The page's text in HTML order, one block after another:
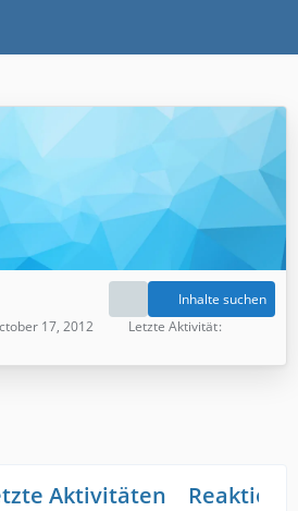
Inhalte suchen
17, 2012
Letzte Aktivität
Aktivitäten